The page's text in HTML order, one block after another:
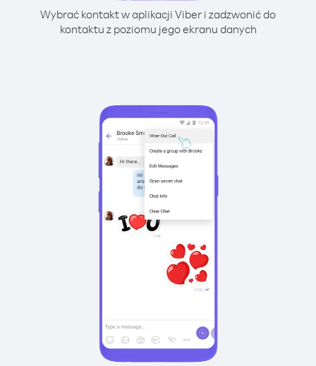
Wybrać kontakt w aplikacji Viber i zadzwonić do
kontaktu z poziomu jego ekranu danych